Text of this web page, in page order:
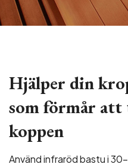
Hjälper din
som förmår att
koppen
Använd infraröd bastu i